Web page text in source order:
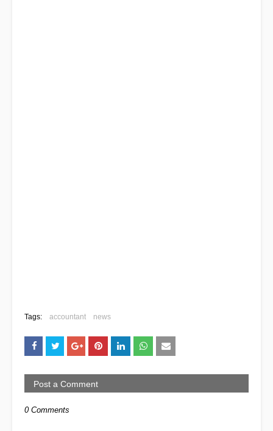
Tags: accountant news
Post a Comment
0 Comments